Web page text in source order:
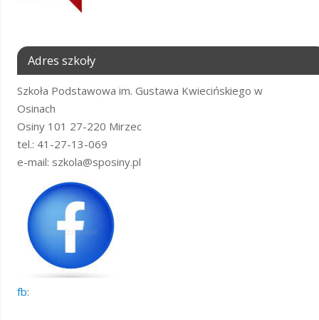
Adres szkoły
Szkoła Podstawowa im. Gustawa Kwiecińskiego w
Osinach
Osiny 101 27-220 Mirzec
tel.: 41-27-13-069
e-mail: szkola@sposiny.pl
fb: